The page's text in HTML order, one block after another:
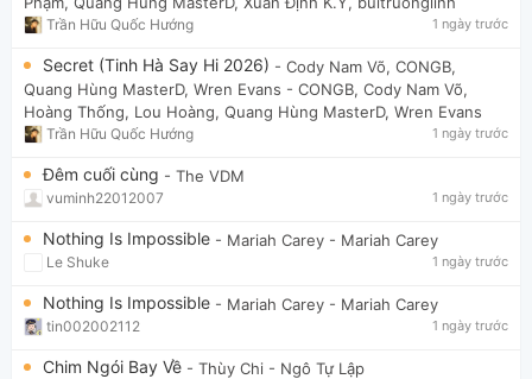
Trần Hữu Quốc Hướng 1 ngày trước
Secret (Tinh Hà Say Hi 2026) - Cody Nam Võ, CONGB,
Quang Hùng MasterD, Wren Evans - CONGB, Cody Nam Võ,
Hoàng Thống, Lou Hoàng, Quang Hùng MasterD, Wren Evans
Trần Hữu Quốc Hướng 1 ngày trước
Đêm cuối cùng - The VDM
vuminh22012007 1 ngày trước
Nothing Is Impossible - Mariah Carey - Mariah Carey
Le Shuke 1 ngày trước
Nothing Is Impossible - Mariah Carey - Mariah Carey
tin002002112 1 ngày trước
Chim Ngói Bay Về - Thùy Chi - Ngô Tự Lập